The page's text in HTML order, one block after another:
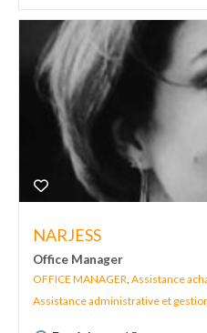
NARJESS
Office Manager
OFFICE MANAGER, Assistance
Assistance administrative et